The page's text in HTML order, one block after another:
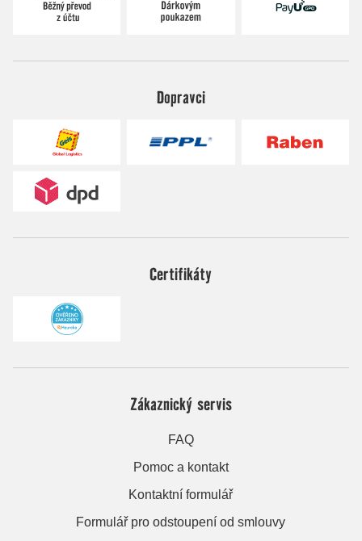
Dopravci
Certifikáty
Zákaznický servis
FAQ
Pomoc a kontakt
Kontaktní formulář
Formulář pro odstoupení od smlouvy